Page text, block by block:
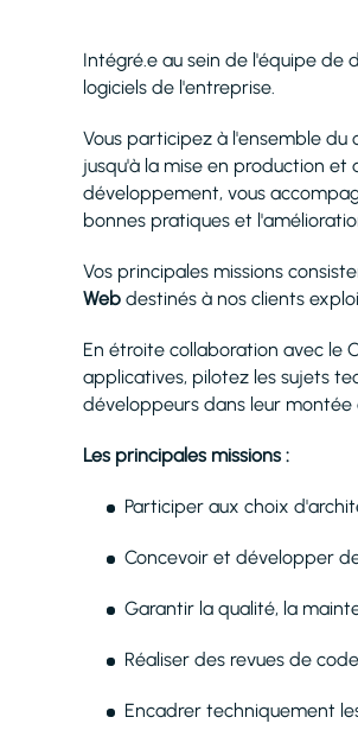
Intégré.e au sein de l'équipe de
logiciels de l'entreprise.
Vous participez à l'ensemble
jusqu'à la mise en production
développement, vous
bonnes pratiques et
Vos principales missions
Web destinés à nos clients
En étroite collaboration avec le
applicatives, pilotez les sujets
développeurs dans leur montée
Les principales missions :
Participer aux choix
Concevoir et développer
Garantir la qualité, la
Réaliser des revues de
Encadrer techniquement